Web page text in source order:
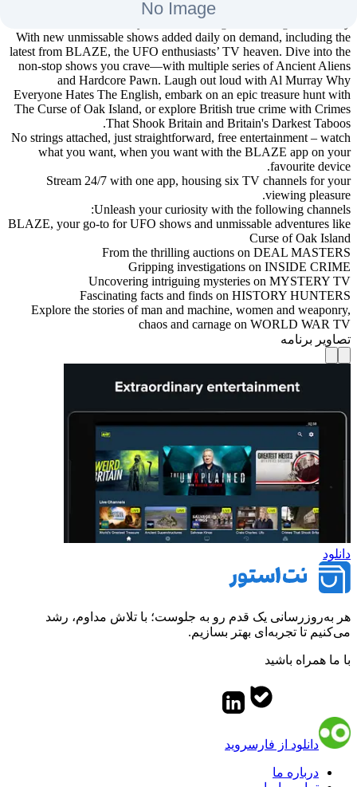
channels at your fingertips to feed your curiosity with a mix of true
crime, mysteries, wheeling and dealing, and history.
With new unmissable shows added daily on demand, including the
latest from BLAZE, the UFO enthusiasts’ TV heaven. Dive into the
non-stop shows you crave—with multiple series of Ancient Aliens
and Hardcore Pawn. Laugh out loud with Al Murray Why
Everyone Hates The English, embark on an epic treasure hunt with
The Curse of Oak Island, or explore British true crime with Crimes
That Shook Britain and Britain's Darkest Taboos.
No strings attached, just straightforward, free entertainment – watch
what you want, when you want with the BLAZE app on your
favourite device.
Stream 24/7 with one app, housing six TV channels for your
viewing pleasure.
Unleash your curiosity with the following channels:
BLAZE, your go-to for UFO shows and unmissable adventures like
Curse of Oak Island
From the thrilling auctions on DEAL MASTERS
Gripping investigations on INSIDE CRIME
Uncovering intriguing mysteries on MYSTERY TV
Fascinating facts and finds on HISTORY HUNTERS
Explore the stories of man and machine, women and weaponry,
chaos and carnage on WORLD WAR TV
تصاویر برنامه
دانلود
هر به‌روزرسانی یک قدم رو به جلوست؛ با تلاش مداوم، رشد
می‌کنیم تا تجربه‌ای بهتر بسازیم.
با ما همراه باشید
دانلود از فارسروید
درباره ما